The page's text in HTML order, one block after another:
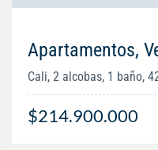
Apartamentos,
Cali, 2 alcobas, 1 baño,
$214.900.000